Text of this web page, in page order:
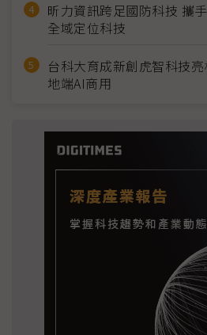
昕力資訊跨足國防科技 攜
全域定位科技
台科大育成新創虎智科技
地端AI商用